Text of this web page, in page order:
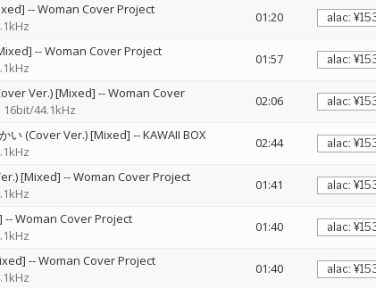
--Woman Cover Project
01:20
--Woman Cover Project
01:57
Ver.) [Mixed] --Woman Cover
44.1kHz
02:06
い (Cover Ver.) [Mixed] --KAWAII BOX
02:44
[Mixed] --Woman Cover Project
01:41
--Woman Cover Project
01:40
--Woman Cover Project
01:40